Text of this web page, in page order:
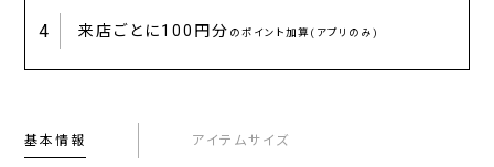
4 来店ごとに100円分 のポイント加算(アプリのみ)
基本情報 アイテムサイズ